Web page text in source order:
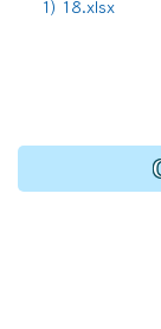
1) 18.xlsx